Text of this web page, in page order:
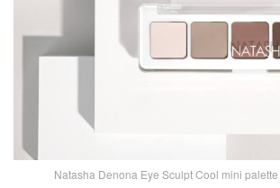
Natasha Denona Eye Sculpt Cool mini